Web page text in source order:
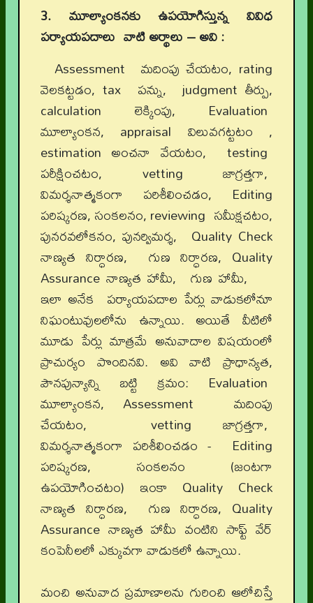
3. మూల్యాంకనకు ఉపయోగిస్తున్న వివిధ
పర్యాయపదాలు వాటి అర్థాలు – అవి :
Assessment మదింపు చేయటం, rating
వెలకట్టడం, tax పన్ను, judgment తీర్పు,
calculation లెక్కింపు, Evaluation
మూల్యాంకన, appraisal విలువగట్టటం ,
estimation అంచనా వేయటం, testing
పరీక్షించటం, vetting జాగ్రత్తగా,
విమర్శనాత్మకంగా పరిశీలించడం, Editing
పరిష్కరణ, సంకలనం, reviewing సమీక్షచటం,
పునరవలోకనం, పునర్విమర్శ, Quality Check
నాణ్యత నిర్ధారణ, గుణ నిర్ధారణ, Quality
Assurance నాణ్యత హామీ, గుణ హామీ,
ఇలా అనేక పర్యాయపదాల పేర్లు వాడుకలోనూ
నిఘంటువులలోను ఉన్నాయి. అయితే వీటిలో
మూడు పేర్లు మాత్రమే అనువాదాల విషయంలో
ప్రాచుర్యం పొందినవి. అవి వాటి ప్రాధాన్యత,
పౌనపున్యాన్ని బట్టి క్రమం: Evaluation
మూల్యాంకన, Assessment మదింపు
చేయటం, vetting జాగ్రత్తగా,
విమర్శనాత్మకంగా పరిశీలించడం - Editing
పరిష్కరణ, సంకలనం (జంటగా
ఉపయోగించటం) ఇంకా Quality Check
నాణ్యత నిర్ధారణ, గుణ నిర్ధారణ, Quality
Assurance నాణ్యత హామీ వంటిని సాఫ్ట్ వేర్
కంపెనీలలో ఎక్కువగా వాడుకలో ఉన్నాయి.
మంచి అనువాద ప్రమాణాలను గురించి ఆలోచిస్తే